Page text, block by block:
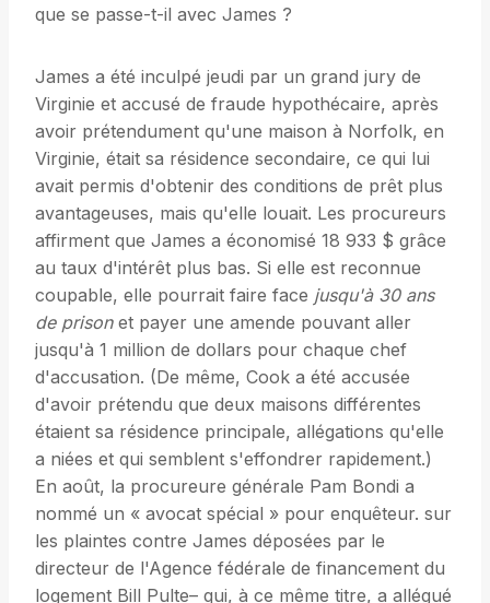
que se passe-t-il avec James ?
James a été inculpé jeudi par un grand jury de
Virginie et accusé de fraude hypothécaire, après
avoir prétendument qu'une maison à Norfolk, en
Virginie, était sa résidence secondaire, ce qui lui
avait permis d'obtenir des conditions de prêt plus
avantageuses, mais qu'elle louait. Les procureurs
affirment que James a économisé 18 933 $ grâce
au taux d'intérêt plus bas. Si elle est reconnue
coupable, elle pourrait faire face jusqu'à 30 ans
de prisonet payer une amende pouvant aller
jusqu'à 1 million de dollars pour chaque chef
d'accusation. (De même, Cook a été accusée
d'avoir prétendu que deux maisons différentes
étaient sa résidence principale, allégations qu'elle
a niées et qui semblent s'effondrer rapidement.)
En août, la procureure générale Pam Bondi a
nommé un « avocat spécial » pour enquêteur. sur
les plaintes contre James déposées par le
directeur de l'Agence fédérale de financement du
logement Bill Pulte– qui, à ce même titre, a allégué